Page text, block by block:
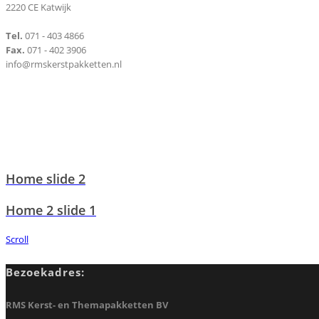
2220 CE Katwijk
Tel. 071 - 403 4866
Fax. 071 - 402 3906
info@rmskerstpakketten.nl
Home slide 2
Home 2 slide 1
Scroll
Bezoekadres:
RMS Kerst- en Themapakketten BV